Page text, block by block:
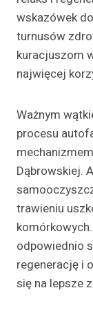
wskazówek
turnusów
kuracjuszom
najwięcej
Ważnym
procesu
Dąbrowskiej.
trawieniu
odpowiednio
regenerację i
się na lepsze